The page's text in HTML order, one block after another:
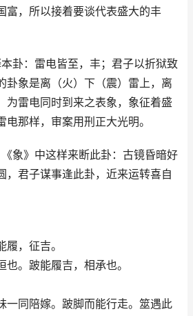
富，所以接着要谈代表盛大的丰
本卦：雷电皆至，丰；君子以折狱致
卦象是离（火）下（震）雷上，离
为雷电同时到来之表象，象征着盛
那样，审案用刑正大光明。
象》中这样来断此卦：古镜昏暗好
，君子谋事逢此卦，近来运转喜自
，征吉。
。跛能履吉，相承也。
一同陪嫁。跛脚而能行走。筮遇此